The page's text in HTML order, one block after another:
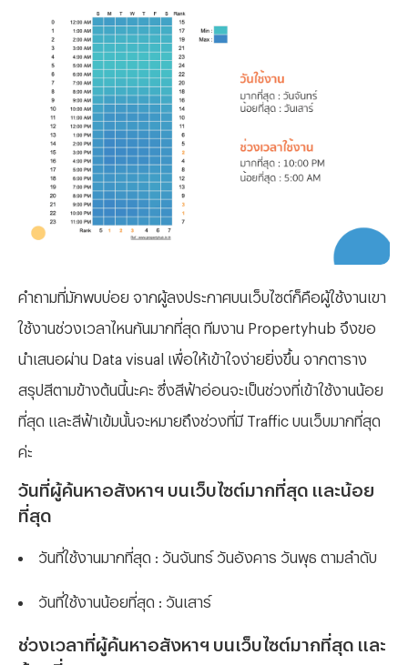
คำถามที่มักพบบ่อย จากผู้ลงประกาศบนเว็บไซต์ก็คือผู้ใช้งานเขา
ใช้งานช่วงเวลาไหนกันมากที่สุด ทีมงาน Propertyhub จึงขอ
นำเสนอผ่าน Data visual เพื่อให้เข้าใจง่ายยิ่งขึ้น จากตาราง
สรุปสีตามข้างต้นนี้นะคะ ซึ่งสีฟ้าอ่อนจะเป็นช่วงที่เข้าใช้งานน้อย
ที่สุด และสีฟ้าเข้มนั้นจะหมายถึงช่วงที่มี Traffic บนเว็บมากที่สุด
ค่ะ
วันที่ผู้ค้นหาอสังหาฯ บนเว็บไซต์มากที่สุด และน้อย
ที่สุด
วันที่ใช้งานมากที่สุด : วันจันทร์ วันอังคาร วันพุธ ตามลำดับ
วันที่ใช้งานน้อยที่สุด : วันเสาร์
ช่วงเวลาที่ผู้ค้นหาอสังหาฯ บนเว็บไซต์มากที่สุด และ